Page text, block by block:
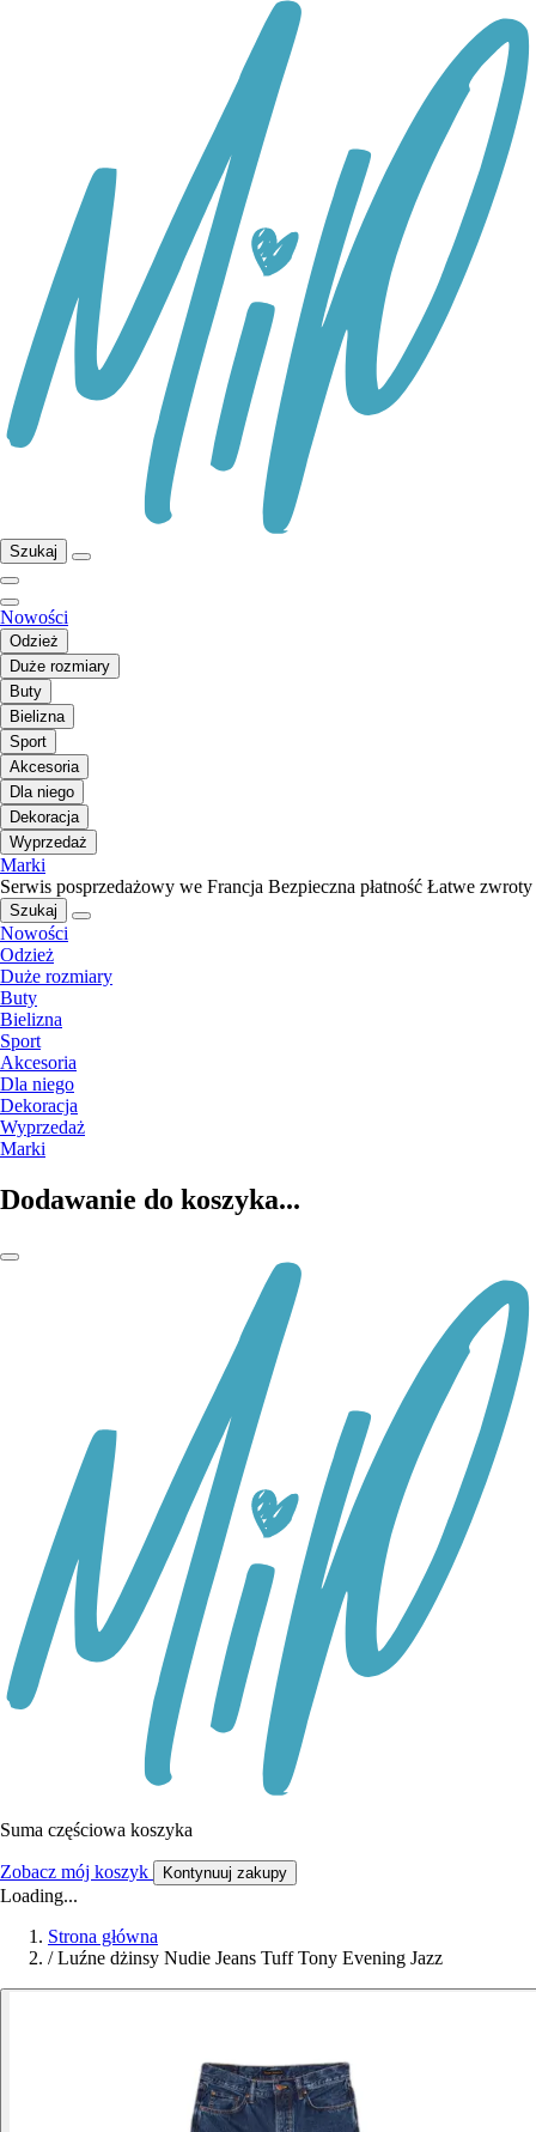
Szukaj
Nowości
Odzież
Duże rozmiary
Buty
Bielizna
Sport
Akcesoria
Dla niego
Dekoracja
Wyprzedaż
Marki
Serwis posprzedażowy we Francja Bezpieczna płatność Łatwe zwroty
Szukaj
Nowości
Odzież
Duże rozmiary
Buty
Bielizna
Sport
Akcesoria
Dla niego
Dekoracja
Wyprzedaż
Marki
Dodawanie do koszyka...
Suma częściowa koszyka
Zobacz mój koszyk Kontynuuj zakupy
Loading...
Strona główna
/ Luźne dżinsy Nudie Jeans Tuff Tony Evening Jazz